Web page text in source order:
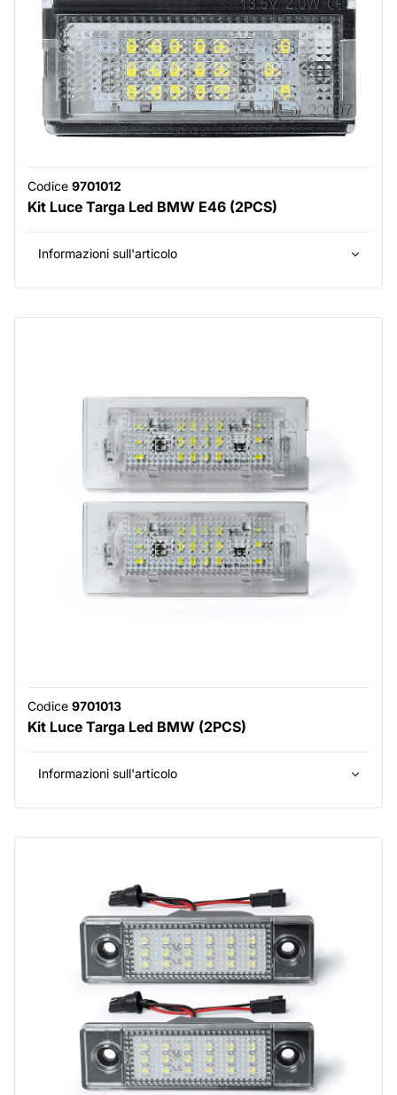
Codice 9701012
Kit Luce Targa Led BMW E46 (2PCS)
Informazioni sull'articolo
Codice 9701013
Kit Luce Targa Led BMW (2PCS)
Informazioni sull'articolo